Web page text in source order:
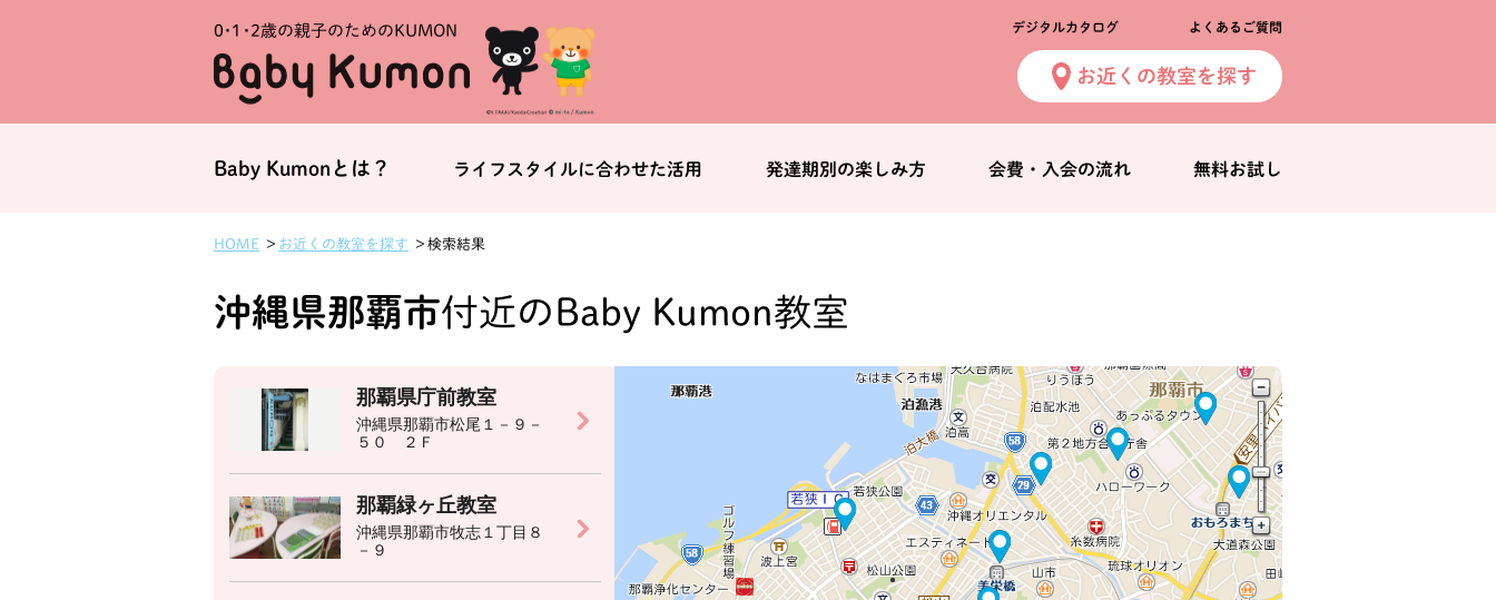
0・1・2歳の親子のためのKUMON デジタルカタログ よくあるご質問
お近くの教室を探す
Baby Kumonとは？ ライフスタイルに合わせた活用 発達期別の楽しみ方 会費・入会の流れ 無料お試し
HOME お近くの教室を探す 検索結果
沖縄県那覇市付近のBaby Kumon教室
那覇県庁前教室
沖縄県那覇市松尾１－９－
５０ ２Ｆ
那覇緑ヶ丘教室
沖縄県那覇市牧志１丁目８
－９